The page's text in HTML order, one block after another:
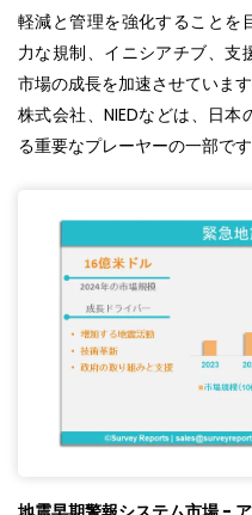
軽減と管理を強化することを
力な規制、イニシアチブ、支
市場の成長を加速させていま
株式会社、NIEDなどは、日
る重要なプレーヤーの一部です